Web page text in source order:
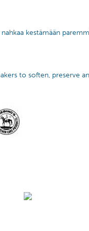
kestämään
to soften, preserve